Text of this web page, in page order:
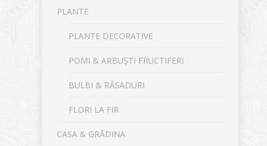
PLANTE
PLANTE DECORATIVE
POMI & ARBUȘTI FRUCTIFERI
BULBI & RĂSADURI
FLORI LA FIR
CASA & GRĂDINA